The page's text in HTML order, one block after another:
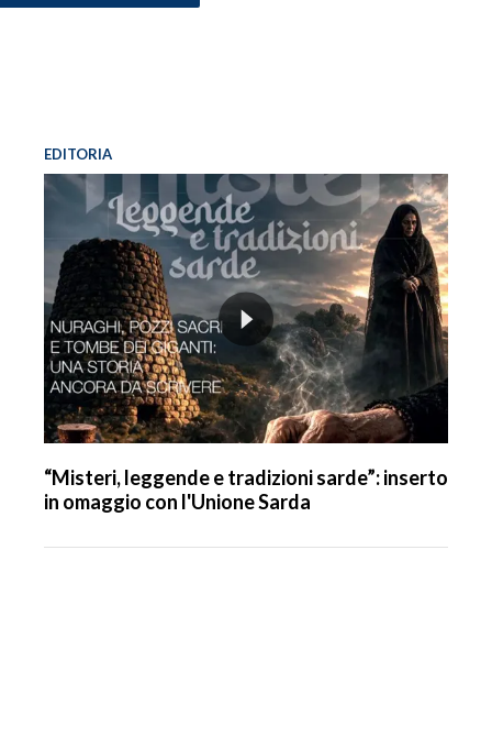
EDITORIA
“Misteri, leggende e tradizioni sarde”: inserto
in omaggio con l'Unione Sarda